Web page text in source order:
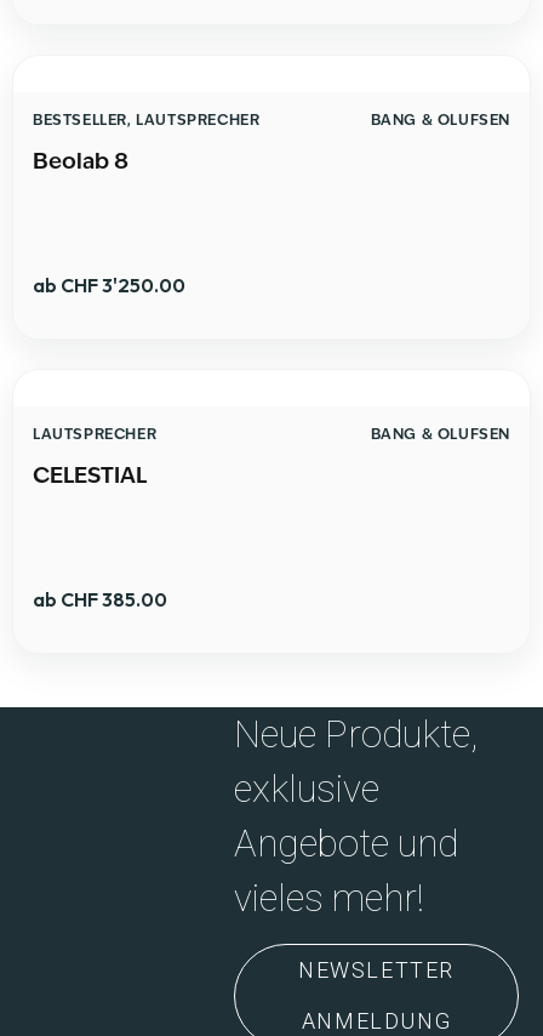
BESTSELLER, LAUTSPRECHER BANG & OLUFSEN
Beolab 8
ab CHF3'250.00
LAUTSPRECHER BANG & OLUFSEN
CELESTIAL
ab CHF385.00
Neue Produkte,
exklusive
Angebote und
vieles mehr!
NEWSLETTER
ANMELDUNG